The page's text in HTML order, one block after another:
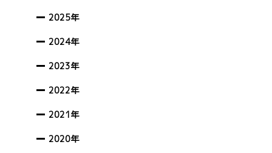
2025年
2024年
2023年
2022年
2021年
2020年